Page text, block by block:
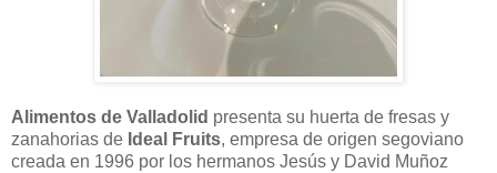
Alimentos de Valladolid presenta su huerta de fresas y
zanahorias de Ideal Fruits, empresa de origen segoviano
creada en 1996 por los hermanos Jesús y David Muñoz